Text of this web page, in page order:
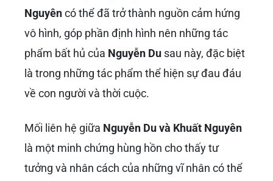
Nguyêncó thể đã trở thành nguồn cảm hứng
vô hình, góp phần định hình nên những tác
phẩm bất hủ của Nguyễn Du sau này, đặc biệt
là trong những tác phẩm thể hiện sự đau đáu
về con người và thời cuộc.
Mối liên hệ giữa Nguyễn Du và Khuất Nguyên
là một minh chứng hùng hồn cho thấy tư
tưởng và nhân cách của những vĩ nhân có thể